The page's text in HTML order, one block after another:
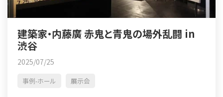
建築家・内藤廣 赤鬼と青鬼の場外乱闘 in
渋谷
2025/07/25
事例-ホール 展示会